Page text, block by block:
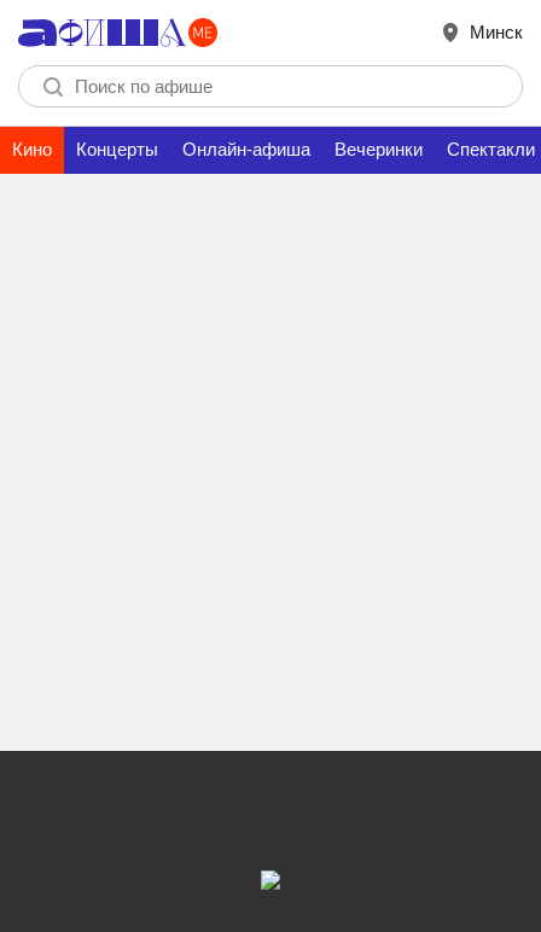
Минск
Кино Концерты Онлайн-афиша Вечеринки Спектакли